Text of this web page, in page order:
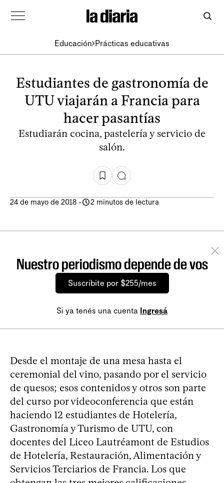
Educación Prácticas educativas
Estudiantes de gastronomía de
UTU viajarán a Francia para
hacer pasantías
Estudiarán cocina, pastelería y servicio de
salón.
24 de mayo de 2018 - 2 minutos de lectura
Nuestro periodismo depende de vos
Suscribite por $255/mes
Si ya tenés una cuenta Ingresá
Desde el montaje de una mesa hasta el
ceremonial del vino, pasando por el servicio
de quesos; esos contenidos y otros son parte
del curso por videoconferencia que están
haciendo 12 estudiantes de Hotelería,
Gastronomía y Turismo de UTU, con
docentes del Liceo Lautréamont de Estudios
de Hotelería, Restauración, Alimentación y
Servicios Terciarios de Francia. Los que